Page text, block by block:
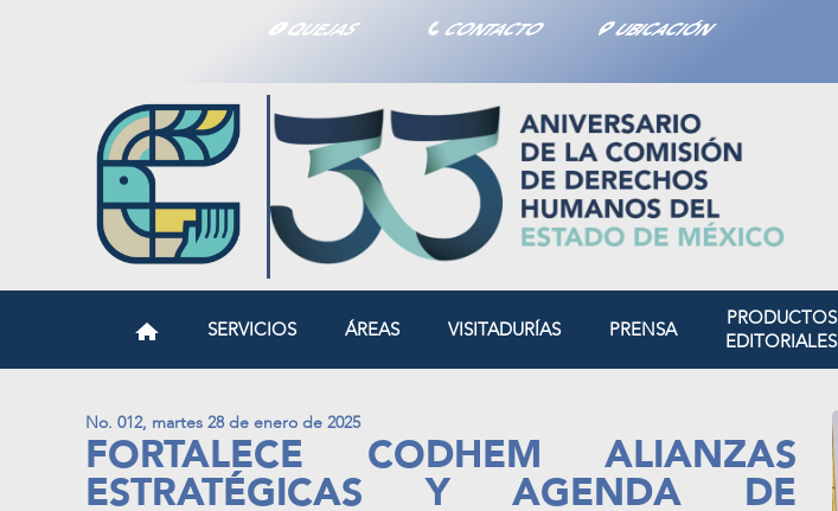
QUEJAS CONTACTO UBICACIÓN
SERVICIOS ÁREAS VISITADURÍAS PRENSA
PRODUCTOS
EDITORIALES
No. 012, martes 28 de enero de 2025
FORTALECE CODHEM ALIANZAS
ESTRATÉGICAS Y AGENDA DE